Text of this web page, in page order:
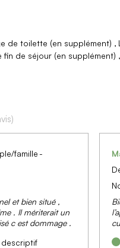
de toilette (en supplément)
fin de séjour (en supplément)
)
famille
et bien situé ,
. Il mériterait un
c est dommage .